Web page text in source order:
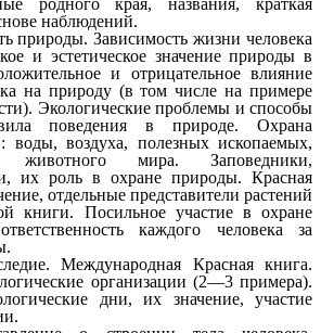
родного края, названия, краткая
наблюдений.
природы. Зависимость жизни человека
и эстетическое значение природы в
и отрицательное влияние
на природу (в том числе на примере
Экологические проблемы и способы
поведения в природе. Охрана
воды, воздуха, полезных ископаемых,
животного мира. Заповедники,
их роль в охране природы. Красная
отдельные представители растений
книги. Посильное участие в охране
каждого человека за
Международная Красная книга.
организации (2—3 примера).
дни, их значение, участие